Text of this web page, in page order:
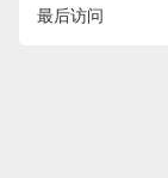
最后访问